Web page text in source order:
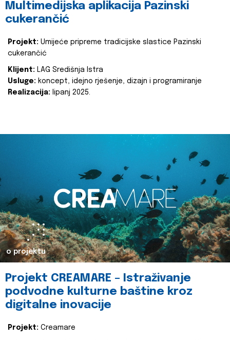
Multimedijska aplikacija Pazinski
cukerančić
Projekt: Umijeće pripreme tradicijske slastice Pazinski
cukerančić
Klijent: LAG Središnja Istra
Usluge: koncept, idejno rješenje, dizajn i programiranje
Realizacija: lipanj 2025.
o projektu
Projekt CREAMARE – Istraživanje
podvodne kulturne baštine kroz
digitalne inovacije
Projekt: Creamare